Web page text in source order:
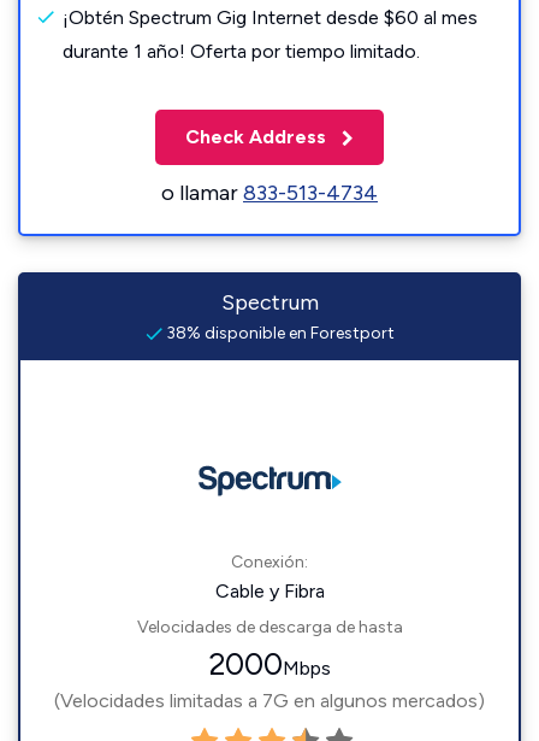
¡Obtén Spectrum Gig Internet desde $60 al mes
durante 1 año! Oferta por tiempo limitado.
Check Address
o llamar833-513-4734
Spectrum
38% disponible en Forestport
Conexión:
Cable y Fibra
Velocidades de descarga de hasta
2000Mbps
(Velocidades limitadas a 7G en algunos mercados)